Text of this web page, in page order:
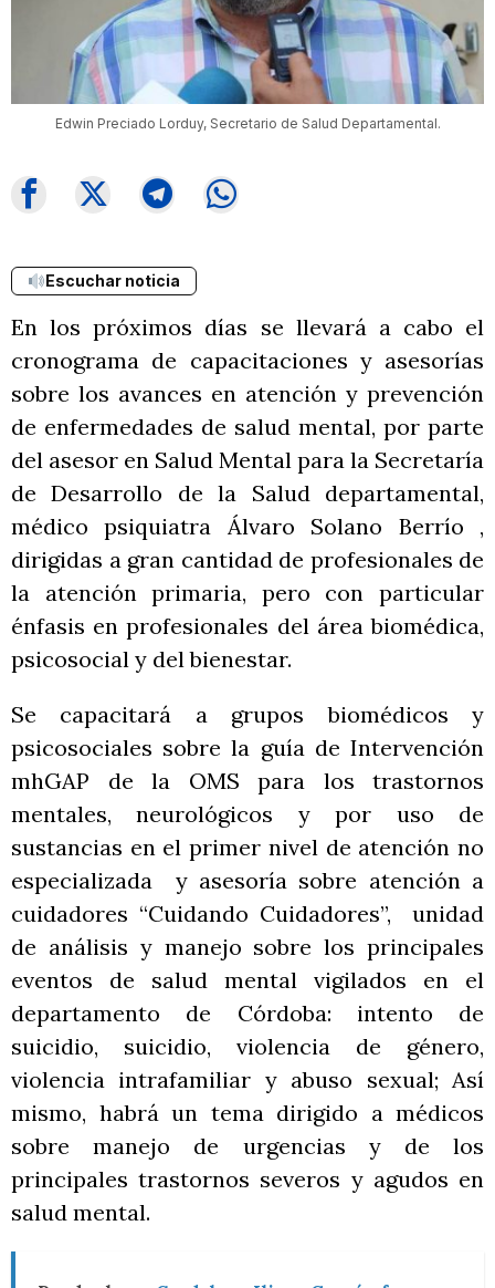
Edwin Preciado Lorduy, Secretario de Salud Departamental.
Escuchar noticia
En los próximos días se llevará a cabo el
cronograma de capacitaciones y asesorías
sobre los avances en atención y prevención
de enfermedades de salud mental, por parte
del asesor en Salud Mental para la Secretaría
de Desarrollo de la Salud departamental,
médico psiquiatra Álvaro Solano Berrío ,
dirigidas a gran cantidad de profesionales de
la atención primaria, pero con particular
énfasis en profesionales del área biomédica,
psicosocial y del bienestar.
Se capacitará a grupos biomédicos y
psicosociales sobre la guía de Intervención
mhGAP de la OMS para los trastornos
mentales, neurológicos y por uso de
sustancias en el primer nivel de atención no
especializada y asesoría sobre atención a
cuidadores “Cuidando Cuidadores”, unidad
de análisis y manejo sobre los principales
eventos de salud mental vigilados en el
departamento de Córdoba: intento de
suicidio, suicidio, violencia de género,
violencia intrafamiliar y abuso sexual; Así
mismo, habrá un tema dirigido a médicos
sobre manejo de urgencias y de los
principales trastornos severos y agudos en
salud mental.